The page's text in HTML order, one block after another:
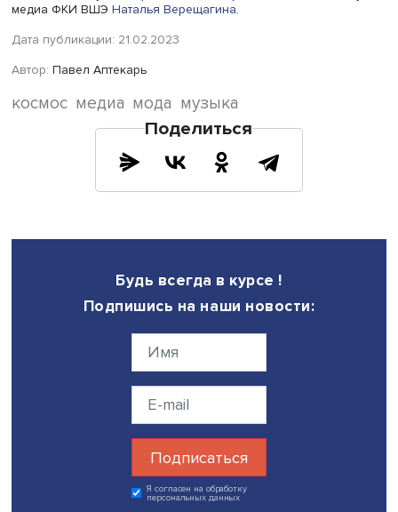
Американский мыслитель, художник и инженер Пол
времени, в некоторых его произведениях появились
и мотивы НЛО, продуманные и квазинаучно
мотивы путешествия по другим мирам и космическим
системам.
Опираясь на популярную культуру, научные и
тексты, художники-аутсайдеры придумывали
концепции пространств и космоса.
генератор, позволяющий перемещаться в
перемещений, он также изобретал системы анализа и
репрезентации космических тел.
космических пришельцев, стремление конструировать
их отдельные элементы, они пытаются показать
Некоторые из них становятся популяризаторами темы
пришельцев на Землю. Тем не менее заметен переход
осмысления космоса от страха перед пришельцами и их
вторжением к стремлению к интеграции и пониманию